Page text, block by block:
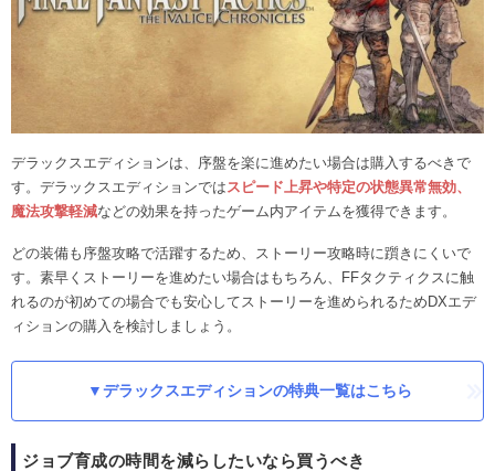
デラックスエディションは、序盤を楽に進めたい場合は購入するべきで
す。デラックスエディションでは スピード上昇や特定の状態異常無効、
魔法攻撃軽減などの効果を持ったゲーム内アイテムを獲得できます。
どの装備も序盤攻略で活躍するため、ストーリー攻略時に躓きにくいで
す。素早くストーリーを進めたい場合はもちろん、FFタクティクスに触
れるのが初めての場合でも安心してストーリーを進められるためDXエデ
ィションの購入を検討しましょう。
▼デラックスエディションの特典一覧はこちら
ジョブ育成の時間を減らしたいなら買うべき